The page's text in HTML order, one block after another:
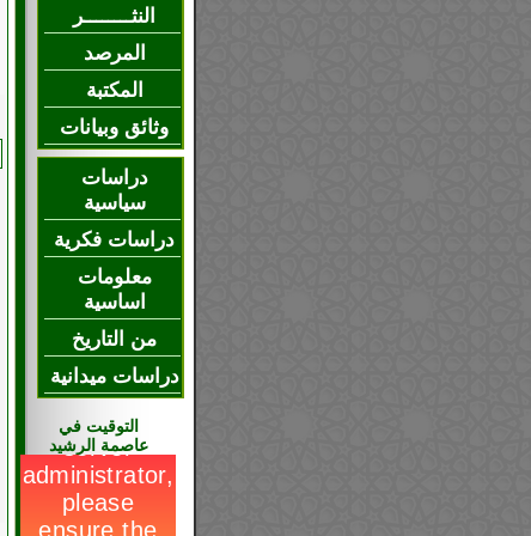
النثــــــــر
المرصد
المكتبة
وثائق وبيانات
دراسات
سياسية
دراسات فكرية
معلومات
اساسية
من التاريخ
دراسات ميدانية
التوقيت في
عاصمة الرشيد